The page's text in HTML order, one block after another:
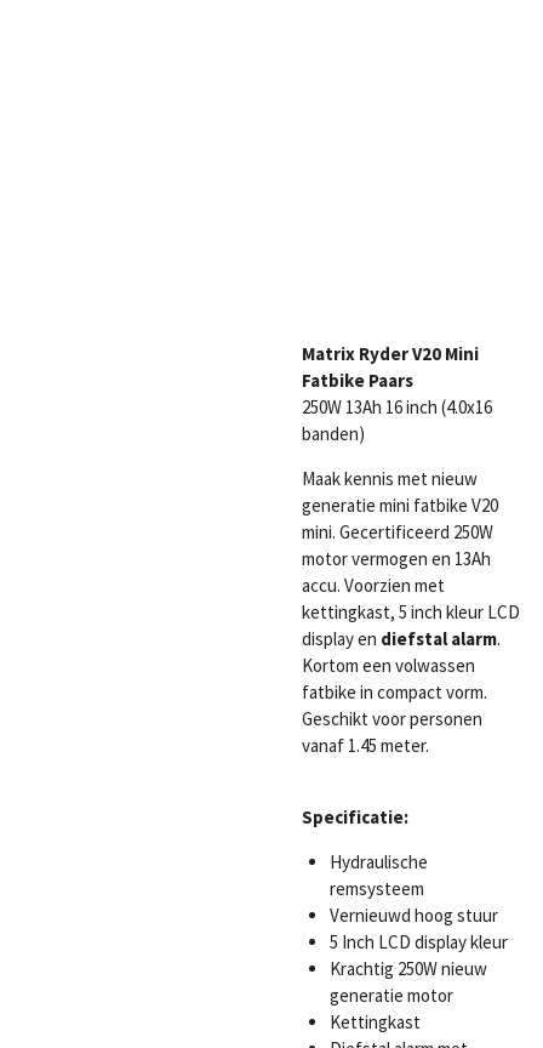
Matrix Ryder V20 Mini
Fatbike Paars
250W 13Ah 16 inch (4.0x16
banden)
Maak kennis met nieuw
generatie mini fatbike V20
mini. Gecertificeerd 250W
motor vermogen en 13Ah
accu. Voorzien met
kettingkast, 5 inch kleur LCD
display en diefstal alarm.
Kortom een volwassen
fatbike in compact vorm.
Geschikt voor personen
vanaf 1.45 meter.
Specificatie:
Hydraulische
remsysteem
Vernieuwd hoog stuur
5 Inch LCD display kleur
Krachtig 250W nieuw
generatie motor
Kettingkast